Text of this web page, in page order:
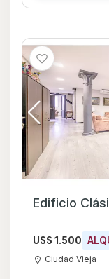
Edificio
U$S 1.500
Ciudad Vieja